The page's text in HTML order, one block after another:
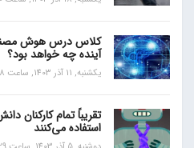
کلاس درس هوش
آینده چه خواهد بود؟
یکشنبه, 11 آذر 1403, ساعت 19:48
استفاده می‌کنند